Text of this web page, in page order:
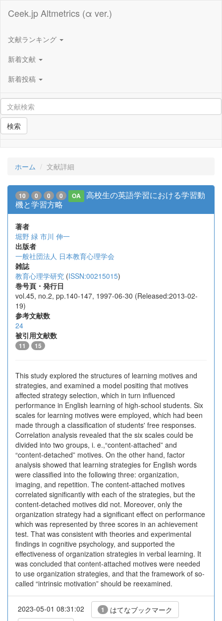
Ceek.jp Altmetrics (α ver.)
文献ランキング
新着文献
新着投稿
検索
ホーム 文献詳細
10 0 0 0 OA
高校生の英語学習における学習動
機と学習方略
著者
堀野 緑 市川 伸一
出版者
一般社団法人 日本教育心理学会
雑誌
教育心理学研究 (ISSN:00215015)
巻号頁・発行日
vol.45, no.2, pp.140-147, 1997-06-30 (Released:2013-02-
19)
参考文献数
24
被引用文献数
11 15
This study explored the structures of learning motives and
strategies, and examined a model positing that motives
affected strategy selection, which in turn influenced
performance in English learning of high-school students. Six
scales for learning motives were employed, which had been
made through a classification of students' free responses.
Correlation analysis revealed that the six scales could be
divided into two groups, i. e.,“content-attached” and
“content-detached” motives. On the other hand, factor
analysis showed that learning strategies for English words
were classified into the following three: organization,
imaging, and repetition. The content-attached motives
correlated significantly with each of the strategies, but the
content-detached motives did not. Moreover, only the
organization strategy had a significant effect on performance
which was represented by three scores in an achievement
test. That was consistent with theories and experimental
findings in cognitive psychology, and supported the
effectiveness of organization strategies in verbal learning. It
was concluded that content-attached motives were needed
to use organization strategies, and that the framework of so-
called “intrinsic motivation” should be reexamined.
2023-05-01 08:31:02 1 はてなブックマーク